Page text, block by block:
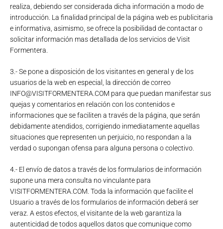
realiza, debiendo ser considerada dicha información a modo de
introducción. La finalidad principal de la página web es publicitaria
e informativa, asimismo, se ofrece la posibilidad de contactar o
solicitar información mas detallada de los servicios de Visit
Formentera.
3.- Se pone a disposición de los visitantes en general y de los
usuarios de la web en especial, la dirección de correo
INFO@VISITFORMENTERA.COM para que puedan manifestar sus
quejas y comentarios en relación con los contenidos e
informaciones que se faciliten a través de la página, que serán
debidamente atendidos, corrigiendo inmediatamente aquellas
situaciones que representen un perjuicio, no respondan a la
verdad o supongan ofensa para alguna persona o colectivo.
4.- El envío de datos a través de los formularios de información
supone una mera consulta no vinculante para
VISITFORMENTERA.COM. Toda la información que facilite el
Usuario a través de los formularios de información deberá ser
veraz. A estos efectos, el visitante de la web garantiza la
autenticidad de todos aquellos datos que comunique como